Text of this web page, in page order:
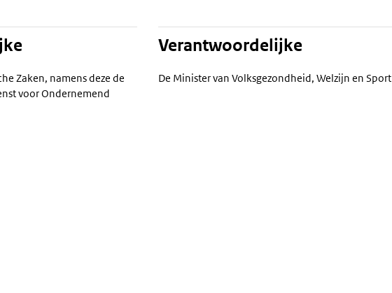
Zaken, namens deze de
voor Ondernemend
Verantwoordelijke
De Minister van Volksgezondheid, Welzijn en Sport